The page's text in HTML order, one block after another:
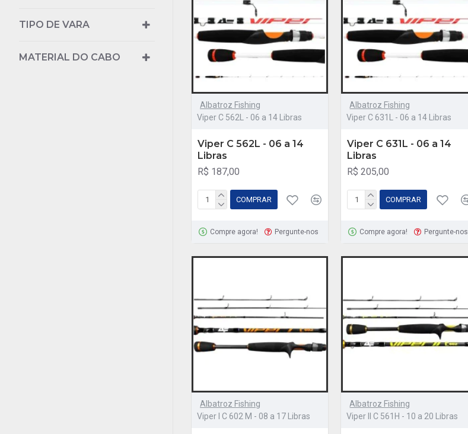
TIPO DE VARA
MATERIAL DO CABO
Albatroz Fishing
Viper C 562L - 06 a 14 Libras
Viper C 562L - 06 a 14
Libras
R$ 187,00
COMPRAR
Compre agora! Pergunte-nos
Albatroz Fishing
Viper C 631L - 06 a 14 Libras
Viper C 631L - 06 a 14
Libras
R$ 205,00
COMPRAR
Compre agora! Pergunte-nos
Albatroz Fishing
Viper I C 602 M - 08 a 17 Libras
Albatroz Fishing
Viper II C 561H - 10 a 20 Libras